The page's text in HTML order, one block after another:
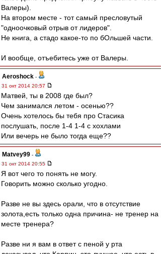
Валеры).
На втором месте - тот самый пресловутый
"одноочковый отрыв от лидеров".
Не книга, а стадо какое-то по бОльшей части.
И вообще, отъебитесь уже от Валеры.
Aeroshock -
31 окт 2014 20:57
Матвей, ты в 2008 где был?
Чем занимался летом - осенью??
Очень хотелось бы тебя про Стасика
послушать, после 1-4 1-4 с хохлами
Или вечерь не было тогда еще??
Matvey99 -
31 окт 2014 20:55
Я вот чего то понять не могу.
Говорить можно сколько угодно.
Разве не вы здесь орали, что в отсутствие
золота,есть только одна причина- не тренер на
месте тренера?
Разве ни я вам в ответ с пеной у рта